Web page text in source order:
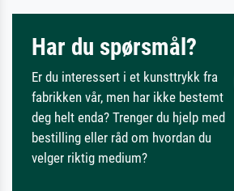
Har du spørsmål?
Er du interessert i et kunsttrykk fra
fabrikken vår, men har ikke bestemt
deg helt enda? Trenger du hjelp med
bestilling eller råd om hvordan du
velger riktig medium?